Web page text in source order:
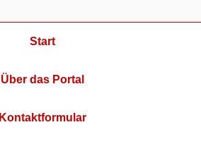
Start
Über das Portal
Kontaktformular